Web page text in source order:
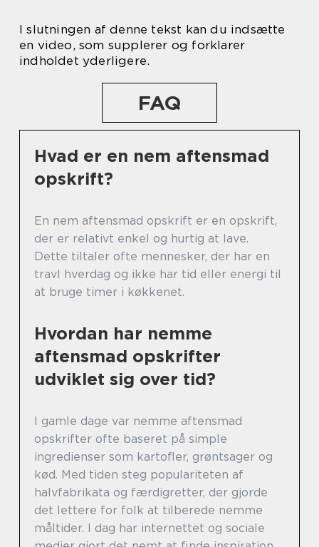
I slutningen af denne tekst kan du indsætte
en video, som supplerer og forklarer
indholdet yderligere.
FAQ
Hvad er en nem aftensmad
opskrift?
En nem aftensmad opskrift er en opskrift,
der er relativt enkel og hurtig at lave.
Dette tiltaler ofte mennesker, der har en
travl hverdag og ikke har tid eller energi til
at bruge timer i køkkenet.
Hvordan har nemme
aftensmad opskrifter
udviklet sig over tid?
I gamle dage var nemme aftensmad
opskrifter ofte baseret på simple
ingredienser som kartofler, grøntsager og
kød. Med tiden steg populariteten af
halvfabrikata og færdigretter, der gjorde
det lettere for folk at tilberede nemme
måltider. I dag har internettet og sociale